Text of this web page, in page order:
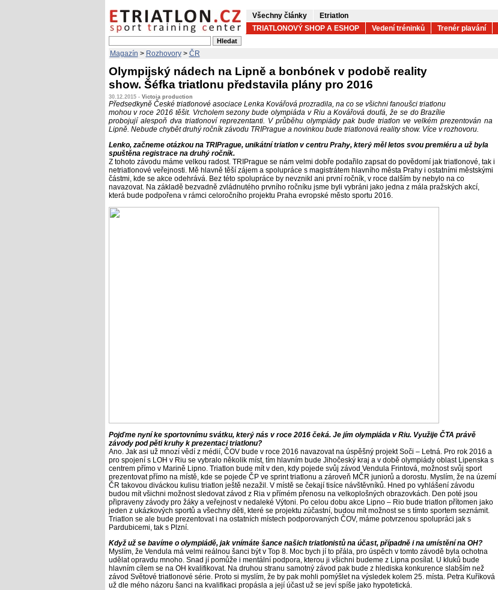
Všechny články
Etriatlon
TRIATLONOVÝ SHOP A ESHOP
Vedení tréninků Trenér plavání
Magazín > Rozhovory> ČR
Olympijský nádech na Lipně a bonbónek v podobě reality
show. Šéfka triatlonu představila plány pro 2016
30.12.2015 - Victoia production
Předsedkyně České triatlonové asociace Lenka Kovářová prozradila, na co se všichni fanoušci triatlonu
mohou v roce 2016 těšit. Vrcholem sezony bude olympiáda v Riu a Kovářová doufá, že se do Brazílie
probojují alespoň dva triatlonoví reprezentanti. V průběhu olympiády pak bude triatlon ve velkém prezentován na
Lipně. Nebude chybět druhý ročník závodu TRIPrague a novinkou bude triatlonová reality show. Více v rozhovoru.
Lenko, začneme otázkou na TRIPrague, unikátní triatlon v centru Prahy, který měl letos svou premiéru a už byla
spuštěna registrace na druhý ročník.
Z tohoto závodu máme velkou radost. TRIPrague se nám velmi dobře podařilo zapsat do povědomí jak triatlonové, tak i
netriatlonové veřejnosti. Mě hlavně těší zájem a spolupráce s magistrátem hlavního města Prahy i ostatními městskými
částmi, kde se akce odehrává. Bez této spolupráce by nevznikl ani první ročník, v roce dalším by nebylo na co
navazovat. Na základě bezvadně zvládnutého prvního ročníku jsme byli vybráni jako jedna z mála pražských akcí,
která bude podpořena v rámci celoročního projektu Praha evropské město sportu 2016.
Pojďme nyní ke sportovnímu svátku, který nás v roce 2016 čeká. Je jím olympiáda v Riu. Využije ČTA právě
závody pod pěti kruhy k prezentaci triatlonu?
Ano. Jak asi už mnozí vědí z médií, ČOV bude v roce 2016 navazovat na úspěšný projekt Soči – Letná. Pro rok 2016 a
pro spojení s LOH v Riu se vybralo několik míst, tím hlavním bude Jihočeský kraj a v době olympiády oblast Lipenska s
centrem přímo v Marině Lipno. Triatlon bude mít v den, kdy pojede svůj závod Vendula Frintová, možnost svůj sport
prezentovat přímo na místě, kde se pojede ČP ve sprint triatlonu a zároveň MČR juniorů a dorostu. Myslím, že na území
ČR takovou diváckou kulisu triatlon ještě nezažil. V místě se čekají tisíce návštěvníků. Hned po vyhlášení závodu
budou mít všichni možnost sledovat závod z Ria v přímém přenosu na velkoplošných obrazovkách. Den poté jsou
připraveny závody pro žáky a veřejnost v nedaleké Výtoni. Po celou dobu akce Lipno – Rio bude triatlon přítomen jako
jeden z ukázkových sportů a všechny děti, které se projektu zúčastní, budou mít možnost se s tímto sportem seznámit.
Triatlon se ale bude prezentovat i na ostatních místech podporovaných ČOV, máme potvrzenou spolupráci jak s
Pardubicemi, tak s Plzní.
Když už se bavíme o olympiádě, jak vnímáte šance našich triatlonistů na účast, případně i na umístění na OH?
Myslím, že Vendula má velmi reálnou šanci být v Top 8. Moc bych jí to přála, pro úspěch v tomto závodě byla ochotna
udělat opravdu mnoho. Snad jí pomůže i mentální podpora, kterou ji všichni budeme z Lipna posílat. U kluků bude
hlavním cílem se na OH kvalifikovat. Na druhou stranu samotný závod pak bude z hlediska konkurence slabším než
závod Světové triatlonové série. Proto si myslím, že by pak mohli pomýšlet na výsledek kolem 25. místa. Petra Kuříková
už dle mého názoru šanci na kvalifikaci propásla a její účast už se jeví spíše jako hypotetická.